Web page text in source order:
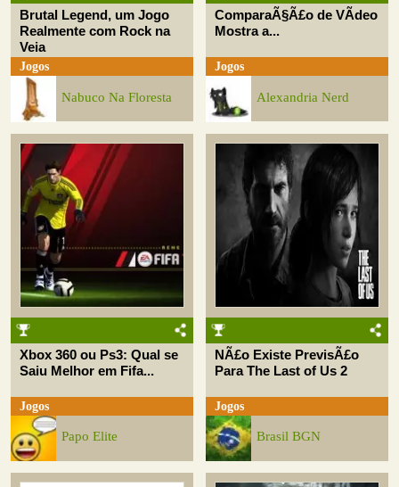
Brutal Legend, um Jogo
Realmente com Rock na
Veia
Jogos
Nabuco Na Floresta
ComparaÃ§Ã£o de VÃ­deo
Mostra a...
Jogos
Alexandria Nerd
Xbox 360 ou Ps3: Qual se
Saiu Melhor em Fifa...
Jogos
Papo Elite
NÃ£o Existe PrevisÃ£o
Para The Last of Us 2
Jogos
Brasil BGN